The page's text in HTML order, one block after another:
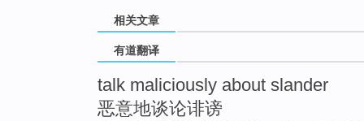
相关文章
有道翻译
talk maliciously about slander
恶意地谈论诽谤